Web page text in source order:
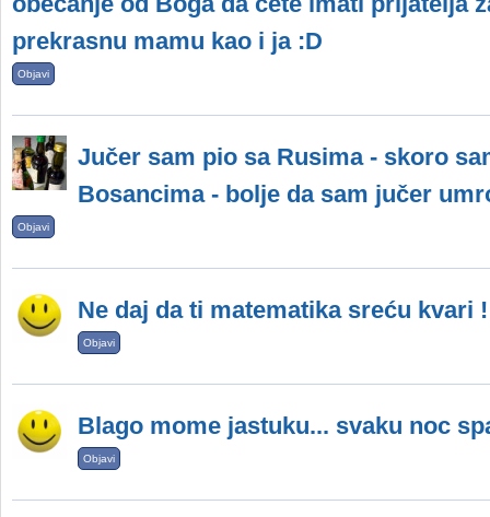
prekrasnu mamu kao i ja :D
Objavi
Jučer sam pio sa Rusima - skoro
Bosancima - bolje da sam jučer
Objavi
Ne daj da ti matematika sreću kvari
Objavi
Blago mome jastuku... svaku noc
Objavi